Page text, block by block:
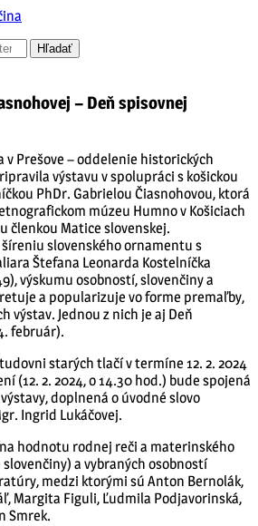
– Deň spisovnej
v Prešove – oddelenie historických
výstavu v spolupráci s košickou
PhDr. Gabrielou Čiasnohovou, ktorá
múzeu Humno v Košiciach
členkou Matice slovenskej.
slovenského ornamentu s
Štefana Leonarda Kostelníčka
výskumu osobností, slovenčiny a
a popularizuje vo forme premaľby,
výstav. Jednou z nich je aj Deň
február).
starých tlačí v termíne 12. 2. 2024
(12. 2. 2024, o 14.30 hod.) bude spojená
doplnená o úvodné slovo
Ingrid Lukáčovej.
hodnotu rodnej reči a materinského
a vybraných osobností
medzi ktorými sú Anton Bernolák,
Margita Figuli, Ľudmila Podjavorinská,
Smrek.